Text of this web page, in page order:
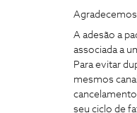
A adesão a
associada a
Para evitar
mesmos
seu ciclo de